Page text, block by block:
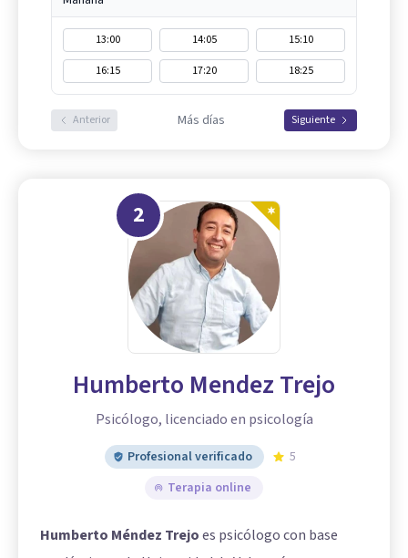
13:00 14:05
15:10
16:15
17:20 18:25
Anterior Más días Siguiente
2
Humberto Mendez Trejo
Psicólogo, licenciado en psicología
Profesional verificado
5
Terapia online
Humberto Méndez Trejoes psicólogo con base